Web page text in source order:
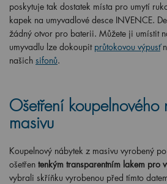
poskytuje tak dostatek místa pro umytí
kapek na umyvadlové desce INVENCE.
žádný otvor pro baterii. Můžete ji umístit
umyvadlu lze dokoupit průtokovou výpusť
našich sifonů.
Ošetření koupelnového
masivu
Koupelnový nábytek z masivu vyrobený
ošetřen tenkým transparentním lakem pro
vybrali skříňku vyrobenou před tímto